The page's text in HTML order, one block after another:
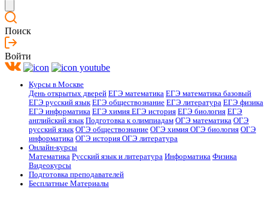
Поиск
Войти
Курсы в Москве
День открытых дверей ЕГЭ математика ЕГЭ математика базовый
ЕГЭ русский язык ЕГЭ обществознание ЕГЭ литература ЕГЭ физика
ЕГЭ информатика ЕГЭ химия ЕГЭ история ЕГЭ биология ЕГЭ
английский язык Подготовка к олимпиадам ОГЭ математика ОГЭ
русский язык ОГЭ обществознание ОГЭ химия ОГЭ биология ОГЭ
информатика ОГЭ история ОГЭ литература
Онлайн-курсы
Математика Русский язык и литература Информатика Физика
Видеокурсы
Подготовка преподавателей
Бесплатные Материалы